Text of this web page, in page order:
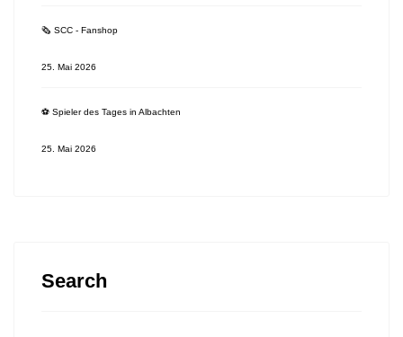
🗞 SCC - Fanshop
25. Mai 2026
⚽️ Spieler des Tages in Albachten
25. Mai 2026
Search